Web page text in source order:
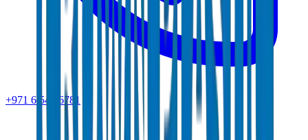
+971 6 543 6781